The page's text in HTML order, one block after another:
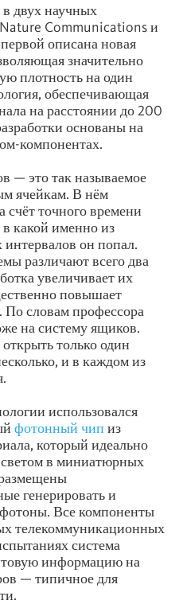
в двух научных
Communications и
описана новая
значительно
плотность на один
обеспечивающая
на расстоянии до 200
основаны на
компонентах.
— это так называемое
ячейкам. В нём
счёт точного времени
какой именно из
он попал.
различают всего два
увеличивает их
повышает
словам профессора
на систему ящиков.
только один
и в каждом из
использовался
фотонный чип из
который идеально
светом в миниатюрных
генерировать и
Все компоненты
телекоммуникационных
система
информацию на
— типичное для